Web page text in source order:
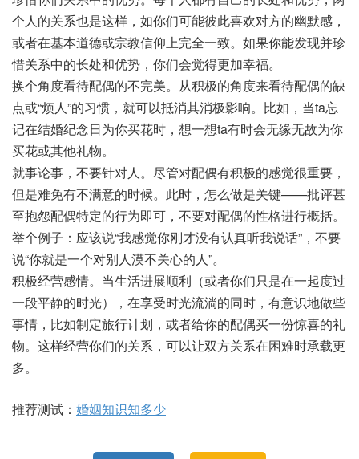
个人的关系也是这样，如你们可能彼此喜欢对方的幽默感，
或者在基本道德或宗教信仰上完全一致。如果你能发现并珍
惜关系中的长处和优势，你们会觉得更加幸福。
换个角度看待配偶的不完美。从积极的角度来看待配偶的缺
点或“烦人”的习惯，就可以抵消其消极影响。比如，当ta忘
记在结婚纪念日为你买花时，想一想ta有时会无缘无故为你
买花或其他礼物。
就事论事，不要针对人。尽管对配偶有积极的感觉很重要，
但是难免有不满意的时候。此时，怎么做是关键——批评甚
至抱怨配偶特定的行为即可，不要对配偶的性格进行概括。
举个例子：应该说“我感觉你刚才没有认真听我说话”，不要
说“你就是一个对别人漠不关心的人”。
积极经营感情。当生活进展顺利（或者你们只是在一起度过
一段平静的时光），在享受时光流淌的同时，有意识地做些
事情，比如制定旅行计划，或者给你的配偶买一份惊喜的礼
物。这样经营你们的关系，可以让双方关系在困难时承载更
多。
推荐测试： 婚姻知识知多少